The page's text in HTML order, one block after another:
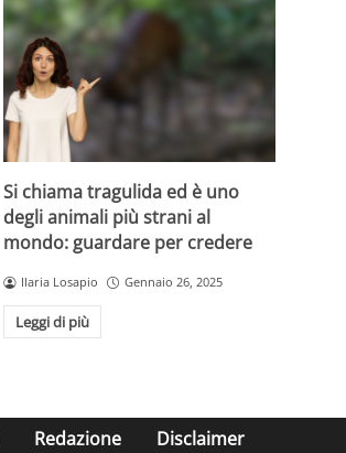
Si chiama tragulida ed è uno
degli animali più strani al
mondo: guardare per credere
Ilaria Losapio Gennaio 26, 2025
Leggi di più
Redazione Disclaimer